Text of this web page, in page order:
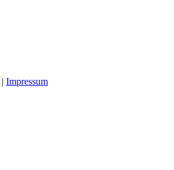
| Impressum